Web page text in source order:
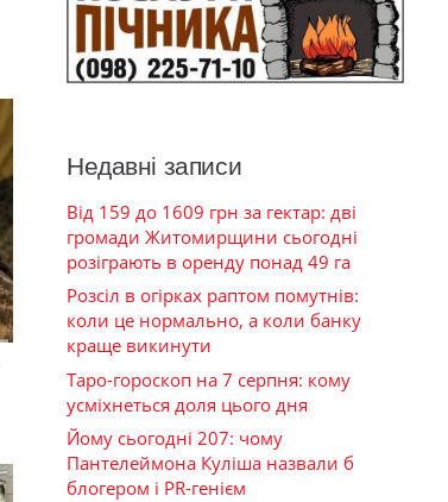
Недавні записи
Від 159 до 1609 грн за гектар: дві
громади Житомирщини сьогодні
розіграють в оренду понад 49 га
Розсіл в огірках раптом помутнів:
коли це нормально, а коли банку
краще викинути
Таро-гороскоп на 7 серпня: кому
усміхнеться доля цього дня
Йому сьогодні 207: чому
Пантелеймона Куліша назвали б
блогером і PR-генієм